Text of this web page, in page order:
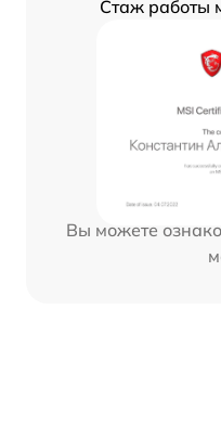
Стаж работы
Вы можете